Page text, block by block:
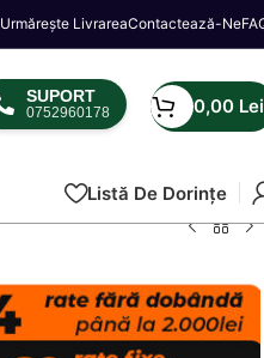
Urmărește LivrareaContactează-Ne
SUPORT
0752960178 0,00 Lei
Listă De Dorințe